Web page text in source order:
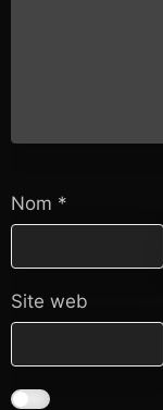
Nom *
Site web